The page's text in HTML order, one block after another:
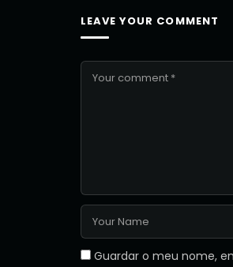
LEAVE YOUR COMMENT
Guardar o meu nome,